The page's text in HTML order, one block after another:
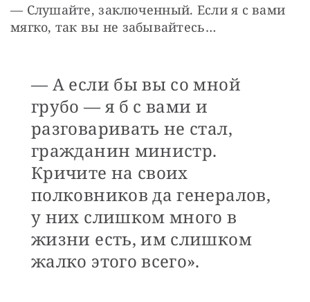
— Слушайте, заключенный. Если я с вами
мягко, так вы не забывайтесь…
— А если бы вы со мной
грубо — я б с вами и
разговаривать не стал,
гражданин министр.
Кричите на своих
полковников да генералов,
у них слишком много в
жизни есть, им слишком
жалко этого всего».